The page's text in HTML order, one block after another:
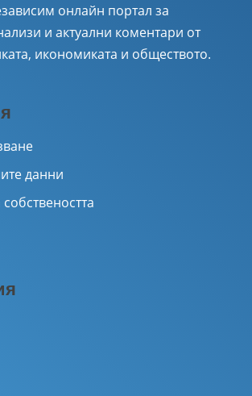
онлайн портал за
и актуални коментари от
икономиката и обществото.
данни